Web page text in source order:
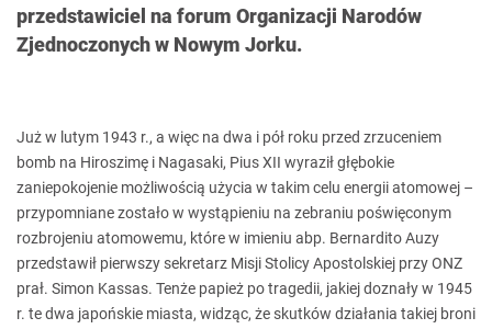
przedstawiciel na forum Organizacji Narodów
Zjednoczonych w Nowym Jorku.
Już w lutym 1943 r., a więc na dwa i pół roku przed zrzuceniem
bomb na Hiroszimę i Nagasaki, Pius XII wyraził głębokie
zaniepokojenie możliwością użycia w takim celu energii atomowej –
przypomniane zostało w wystąpieniu na zebraniu poświęconym
rozbrojeniu atomowemu, które w imieniu abp. Bernardito Auzy
przedstawił pierwszy sekretarz Misji Stolicy Apostolskiej przy ONZ
prał. Simon Kassas. Tenże papież po tragedii, jakiej doznały w 1945
r. te dwa japońskie miasta, widząc, że skutków działania takiej broni